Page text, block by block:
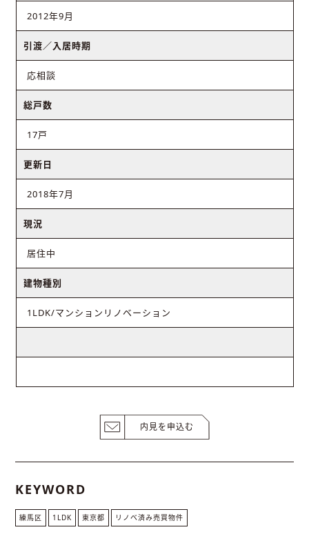
2012年9月
引渡／入居時期
応相談
総戸数
17戸
更新日
2018年7月
現況
居住中
建物種別
1LDK/マンションリノベーション
内見を申込む
KEYWORD
練馬区 1LDK 東京都 リノベ済み売買物件